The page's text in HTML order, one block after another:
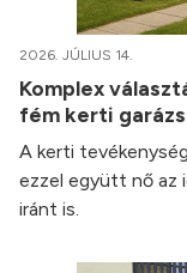
2026. JÚLIUS 14.
Komplex
fém kerti garázs
A kerti
ezzel együtt nő az
iránt is.